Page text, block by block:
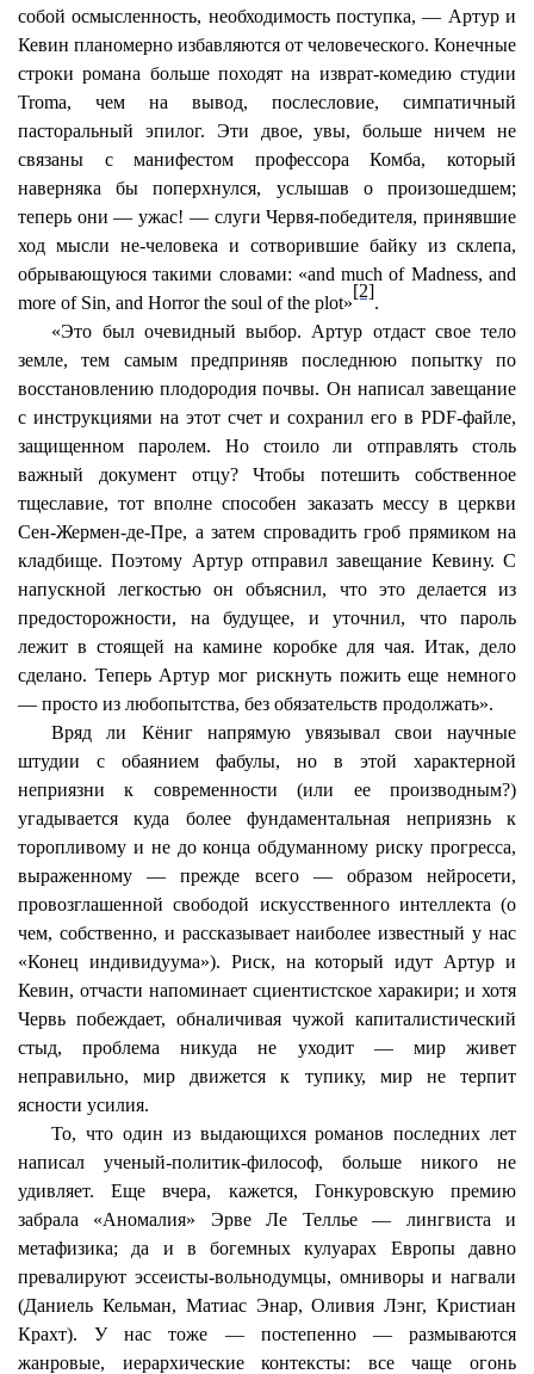
собой осмысленность, необходимость поступка, — Артур и
Кевин планомерно избавляются от человеческого. Конечные
строки романа больше походят на изврат-комедию студии
Troma, чем на вывод, послесловие, симпатичный
пасторальный эпилог. Эти двое, увы, больше ничем не
связаны с манифестом профессораКомба, который
наверняка бы поперхнулся, услышав о произошедшем;
теперь они — ужас! — слуги Червя-победителя, принявшие
ход мысли не-человека и сотворившие байку из склепа,
обрывающуюся такими словами: «and much of Madness,and
more of Sin, and Horror the soul of the plot»
[2]
.
«Это был очевидный выбор. Артур отдаст свое тело
земле, тем самым предприняв последнюю попытку по
восстановлению плодородия почвы. Он написал завещание
с инструкциями на этот счет и сохранил его в PDF-файле,
защищенном паролем. Но стоило ли отправлять столь
важный документ отцу? Чтобы потешить собственное
тщеславие, тот вполне способен заказать мессу в церкви
Сен-Жермен-де-Пре, а затем спровадить гроб прямиком на
кладбище. Поэтому Артур отправил завещание Кевину. С
напускной легкостью он объяснил, что это делается из
предосторожности, на будущее, и уточнил, что пароль
лежит в стоящей на камине коробке для чая. Итак, дело
сделано. Теперь Артур мог рискнуть пожить еще немного
— просто из любопытства, без обязательств продолжать».
Вряд ли Кёнигнапрямую увязывал свои научные
штудии с обаянием фабулы, но в этой характерной
неприязни к современности (или ее производным?)
угадывается куда более фундаментальная неприязнь к
торопливому и не до конца обдуманному риску прогресса,
выраженному — прежде всего — образом нейросети,
провозглашенной свободой искусственного интеллекта (о
чем, собственно, и рассказывает наиболее известный у нас
«Конец индивидуума»). Риск, на который идут Артур и
Кевин, отчасти напоминает сциентистское харакири; и хотя
Червь побеждает, обналичивая чужой капиталистический
стыд, проблема никуда не уходит — мир живет
неправильно, мир движется к тупику, мир не терпит
ясности усилия.
То, что один из выдающихся романов последних лет
написал ученый-политик-философ, больше никого не
удивляет. Еще вчера, кажется, Гонкуровскую премию
забрала «Аномалия» Эрве Ле Теллье— лингвиста и
метафизика; да и в богемных кулуарах Европы давно
превалируют эссеисты-вольнодумцы, омниворыи нагвали
(Даниель Кельман, Матиас Энар, ОливияЛэнг,Кристиан
Крахт). У нас тоже — постепенно — размываются
жанровые, иерархические контексты: все чаще огонь